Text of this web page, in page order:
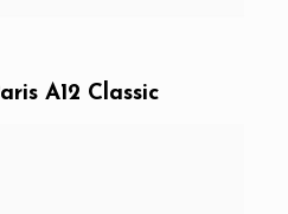
A12 Classic